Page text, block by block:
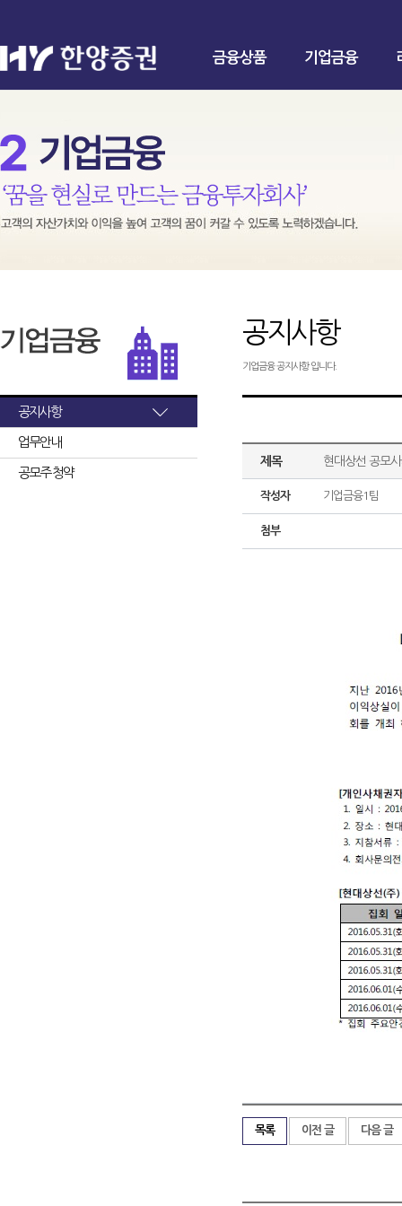
금융상품 기업금융
공지사항
업무안내
공모주 청약
공지사항
기업금융 공지사항 입니다.
제목 현대상선 공모
작성자 기업금융1팀
첨부
목록 이전 글 다음 글